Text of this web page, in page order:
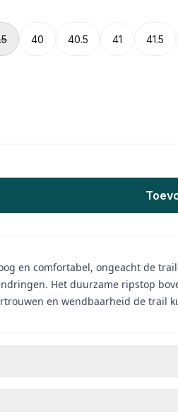
40 40.5 41 41.5
en comfortabel, ongeacht de
Het duurzame ripstop
en wendbaarheid de trail